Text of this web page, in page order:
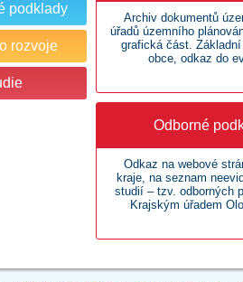
podklady
rozvoje
Archiv dokumentů
úřadů územního
grafická část.
obce, odkaz do
Odborné
Odkaz na webové
kraje, na seznam
studií – tzv. odborných
Krajským úřadem